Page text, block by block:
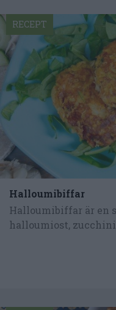
Halloumibiffar
Halloumibiffar är en
halloumiost, zucchini
RECEPT